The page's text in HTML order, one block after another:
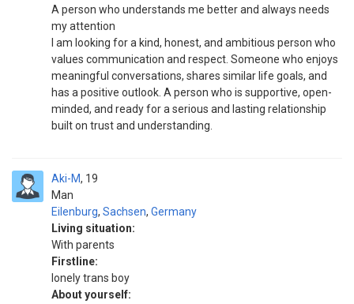
A person who understands me better and always needs
my attention
I am looking for a kind, honest, and ambitious person who
values communication and respect. Someone who enjoys
meaningful conversations, shares similar life goals, and
has a positive outlook. A person who is supportive, open-
minded, and ready for a serious and lasting relationship
built on trust and understanding.
Aki-M
Man
19
Eilenburg, Sachsen, Germany
Living situation:
With parents
Firstline:
lonely trans boy
About yourself: